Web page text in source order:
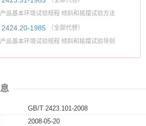
品基本环境试验规程 倾斜和摇摆试验方法
2424.20-1985 （全部代替）
品基本环境试验规程 倾斜和摇摆试验导则
GB/T 2423.101-2008
2008-05-20